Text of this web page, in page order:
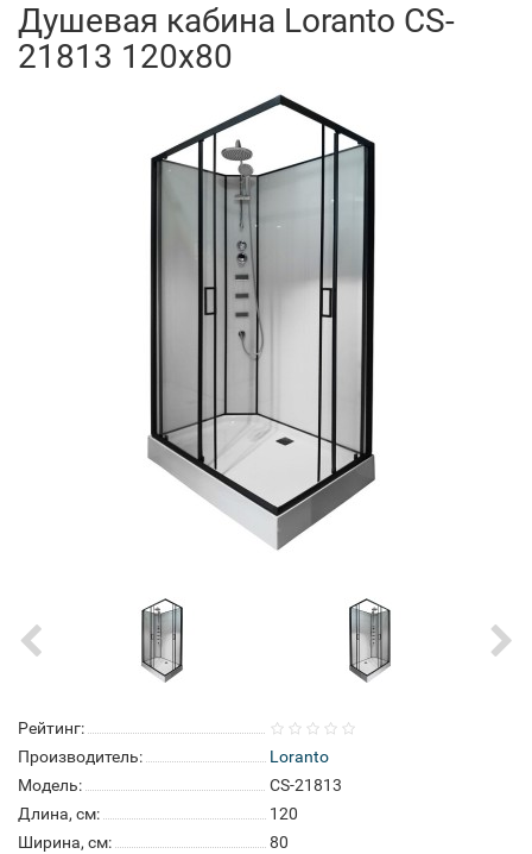
Душевая кабина Loranto CS-
21813 120x80
Рейтинг:
Производитель:
Loranto
Модель:
CS-21813
Длина, см:
120
Ширина, см:
80